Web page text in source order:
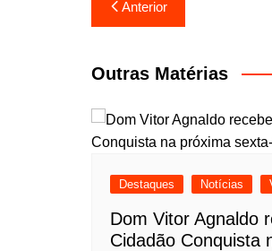
de
Post
Anterior
Outras Matérias
Destaques Notícias
Dom Vitor Agnaldo
Cidadão Conquista